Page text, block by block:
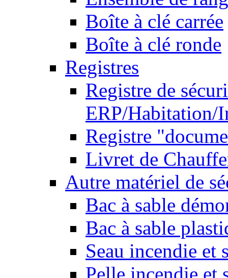
Boîte à clé carrée
Boîte à clé ronde
Registres
Registre de
ERP/Habitation/
Registre
Livret de
Autre matériel de
Bac à sable
Bac à sable
Seau incendie et
Pelle incendie et